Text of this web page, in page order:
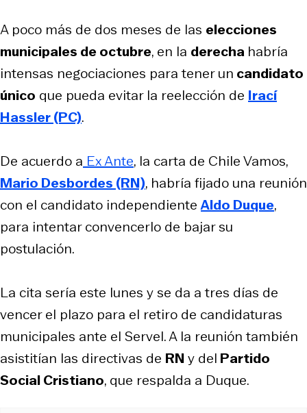
A poco más de dos meses de las elecciones
municipales de octubre, en la derecha habría
intensas negociaciones para tener un candidato
único que pueda evitar la reelección de Irací
Hassler (PC).
De acuerdo a Ex Ante, la carta de Chile Vamos,
Mario Desbordes (RN), habría fijado una reunión
con el candidato independienteAldo Duque,
para intentar convencerlo de bajar su
postulación.
La cita sería este lunes y se da a tres días de
vencer el plazo para el retiro de candidaturas
municipales ante el Servel. A la reunión también
asistitían las directivas de RNy del Partido
Social Cristiano, que respalda a Duque.